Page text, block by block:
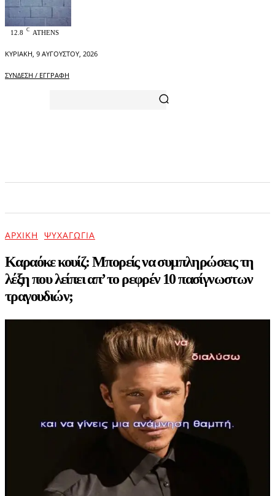
OFFICIAL
12.8 C ATHENS
ΚΥΡΙΑΚΉ, 9 ΑΥΓΟΎΣΤΟΥ, 2026
ΣΎΝΔΕΣΗ / ΕΓΓΡΑΦΉ
ΑΡΧΙΚΉ ΨΥΧΑΓΩΓΊΑ
Καραόκε κουίζ: Μπορείς να συμπληρώσεις τη
λέξη που λείπει απ’ το ρεφρέν 10 πασίγνωστων
τραγουδιών;